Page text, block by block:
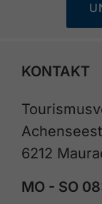
KONTAKT
6212
MO - SO